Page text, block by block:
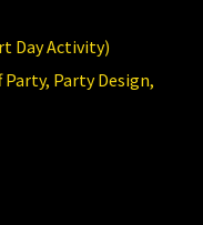
Day Activity)
Party, Party Design,